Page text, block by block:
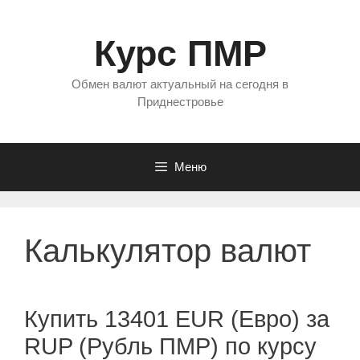
Курс ПМР
Обмен валют актуальный на сегодня в
Приднестровье
Меню
Калькулятор валют
Купить 13401 EUR (Евро) за
RUP (Рубль ПМР) по курсу